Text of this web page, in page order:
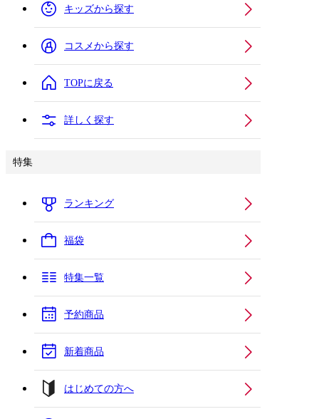
キッズから探す
コスメから探す
TOPに戻る
詳しく探す
特集
ランキング
福袋
特集一覧
予約商品
新着商品
はじめての方へ